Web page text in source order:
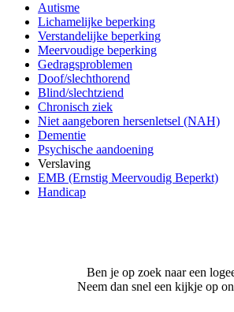
Autisme
Lichamelijke beperking
Verstandelijke beperking
Meervoudige beperking
Gedragsproblemen
Doof/slechthorend
Blind/slechtziend
Chronisch ziek
Niet aangeboren hersenletsel (NAH)
Dementie
Psychische aandoening
Verslaving
EMB (Ernstig Meervoudig Beperkt)
Handicap
Ben je op zoek naar een
Neem dan snel een kijkje op